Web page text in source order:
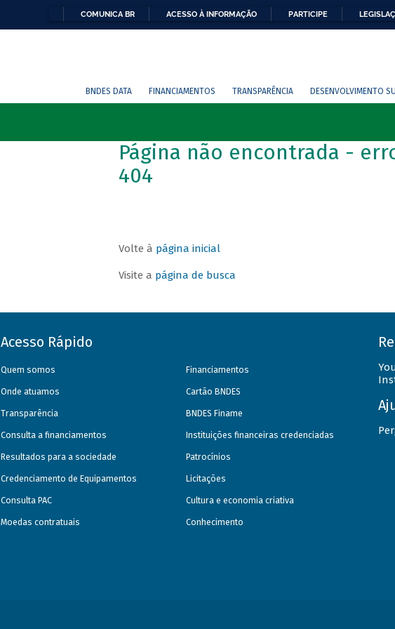
COMUNICA BR ACESSO À INFORMAÇÃO PARTICIPE
BNDES DATA FINANCIAMENTOS TRANSPARÊNCIA DESENVOLVIMENTO
Página não encontrada -
404
Volte à página inicial
Visite a página de busca
Acesso Rápido
Quem somos
Onde atuamos
Transparência
Consulta a financiamentos
Resultados para a sociedade
Credenciamento de Equipamentos
Consulta PAC
Moedas contratuais
Financiamentos
Cartão BNDES
BNDES Finame
Instituições financeiras credenciadas
Patrocínios
Licitações
Cultura e economia criativa
Conhecimento